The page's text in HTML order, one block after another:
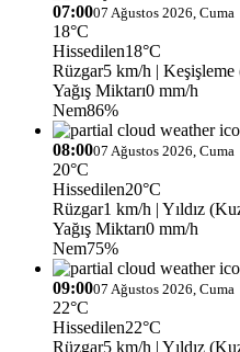
07:0007 Ağustos 2026, Cuma
18°C
Hissedilen18°C
Rüzgar5 km/h |
Yağış Miktarı0 mm/h
Nem86%
08:0007 Ağustos 2026, Cuma
20°C
Hissedilen20°C
Rüzgar1 km/h | Yıldız
Yağış Miktarı0 mm/h
Nem75%
09:0007 Ağustos 2026, Cuma
22°C
Hissedilen22°C
Rüzgar5 km/h | Yıldız